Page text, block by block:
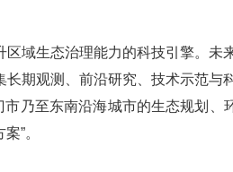
域生态治理能力的科技引擎。
期观测、前沿研究、技术示范
乃至东南沿海城市的生态规划
”。